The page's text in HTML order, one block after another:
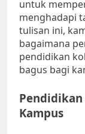
untuk
menghadapi
tulisan ini,
bagaimana
pendidikan
bagus bagi
Kampus